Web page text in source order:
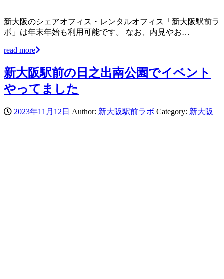
新大阪のシェアオフィス・レンタルオフィス「新大阪駅前ラ
ボ」は年末年始も利用可能です。 なお、内見やお…
read more
新大阪駅前の日之出南公園でイベント
やってました
2023年11月12日 Author: 新大阪駅前ラボ Category: 新大阪